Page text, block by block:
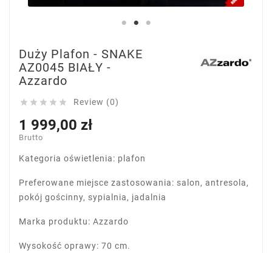
Duży Plafon - SNAKE
AZ0045 BIAŁY -
Azzardo
     Review (0)
1 999,00 zł
Brutto
Kategoria oświetlenia: plafon
Preferowane miejsce zastosowania: salon, antresola,
pokój gościnny, sypialnia, jadalnia
Marka produktu: Azzardo
Wysokość oprawy: 70 cm.